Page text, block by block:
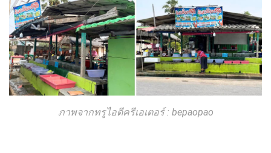
ภาพจากทรูไอดีครีเอเตอร์ : bepaopao